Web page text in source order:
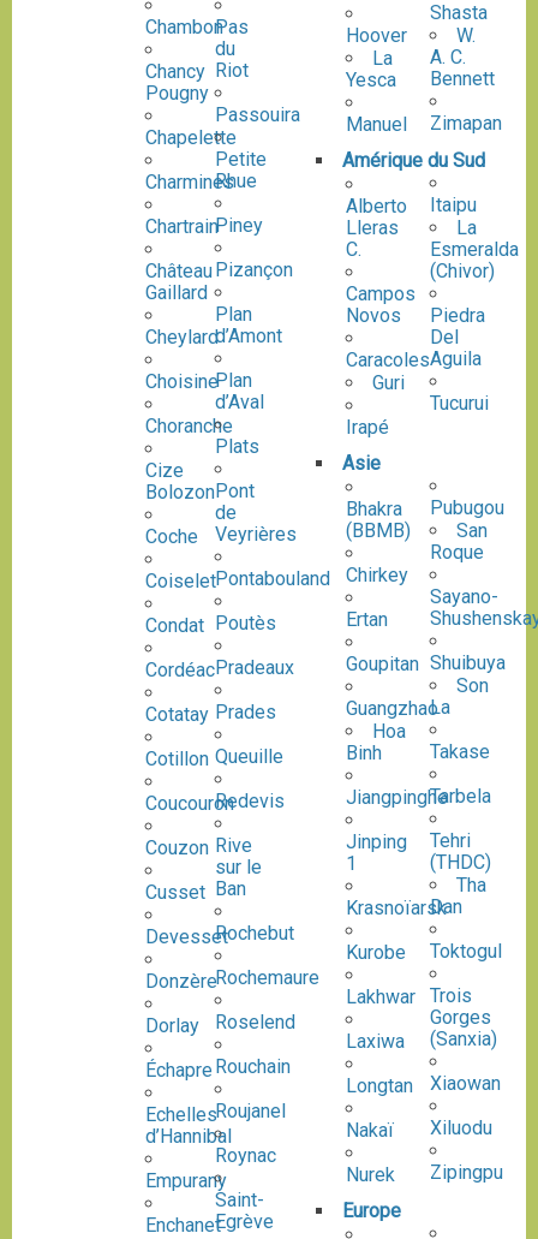
Chambon
Chancy
Pougny
Chapelette
Charmines
Chartrain
Château
Gaillard
Cheylard
Choisine
Choranche
Cize
Bolozon
Coche
Coiselet
Condat
Cordéac
Cotatay
Cotillon
Coucouron
Couzon
Cusset
Devesset
Donzère
Dorlay
Échapre
Echelles
d’Hannibal
Empurany
Enchanet
Pas
du
Riot
Passouira
Petite
Rhue
Piney
Pizançon
Plan
d’Amont
Plan
d’Aval
Plats
Pont
de
Veyrières
Pontabouland
Poutès
Pradeaux
Prades
Queuille
Redevis
Rive
sur le
Ban
Rochebut
Rochemaure
Roselend
Rouchain
Roujanel
Roynac
Saint-
Egrève
Hoover
La
Yesca
Manuel
Shasta
W.
A. C.
Bennett
Zimapan
Amérique du Sud
Alberto
Lleras
C.
Campos
Novos
Caracoles
Guri
Irapé
Itaipu
La
Esmeralda
(Chivor)
Piedra
Del
Aguila
Tucurui
Asie
Bhakra
(BBMB)
Chirkey
Ertan
Goupitan
Guangzhao
Hoa
Binh
Jiangpinghe
Jinping
1
Krasnoïarsk
Kurobe
Lakhwar
Laxiwa
Longtan
Nakaï
Nurek
Pubugou
San
Roque
Sayano-
Shuibuya
Son
La
Takase
Tarbela
Tehri
(THDC)
Tha
Dan
Toktogul
Trois
Gorges
(Sanxia)
Xiaowan
Xiluodu
Zipingpu
Europe